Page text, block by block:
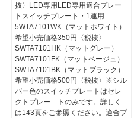
抜〉LED専用LED専用適合プレー
トスイッチプレート・1連用
5WTA7101WK（マットホワイト）
希望小売価格350円〈税抜〉
SWTA7101HK（マットグレー）
SWTA7101FK（マットベージュ）
SWTA7101BK（マットブラック）
希望小売価格500円〈税抜〉※シル
バー色のスイッチプレートはセレ
クトプレー トのみです。詳しく
は143頁をご参照ください。適合プ